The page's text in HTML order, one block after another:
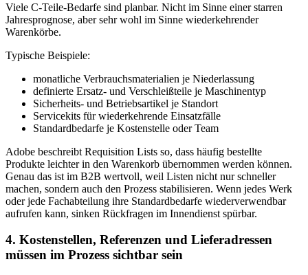
Viele C-Teile-Bedarfe sind planbar. Nicht im Sinne einer starren
Jahresprognose, aber sehr wohl im Sinne wiederkehrender
Warenkörbe.
Typische Beispiele:
monatliche Verbrauchsmaterialien je Niederlassung
definierte Ersatz- und Verschleißteile je Maschinentyp
Sicherheits- und Betriebsartikel je Standort
Servicekits für wiederkehrende Einsatzfälle
Standardbedarfe je Kostenstelle oder Team
Adobe beschreibt Requisition Lists so, dass häufig bestellte
Produkte leichter in den Warenkorb übernommen werden können.
Genau das ist im B2B wertvoll, weil Listen nicht nur schneller
machen, sondern auch den Prozess stabilisieren. Wenn jedes Werk
oder jede Fachabteilung ihre Standardbedarfe wiederverwendbar
aufrufen kann, sinken Rückfragen im Innendienst spürbar.
4. Kostenstellen, Referenzen und Lieferadressen
müssen im Prozess sichtbar sein